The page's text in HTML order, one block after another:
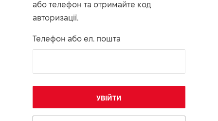
або телефон та отримайте код
авторизації.
Телефон або ел. пошта
УВІЙТИ